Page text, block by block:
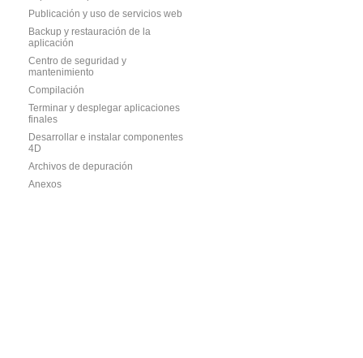
Publicación y uso de servicios web
Backup y restauración de la
aplicación
Centro de seguridad y
mantenimiento
Compilación
Terminar y desplegar aplicaciones
finales
Desarrollar e instalar componentes
4D
Archivos de depuración
Anexos